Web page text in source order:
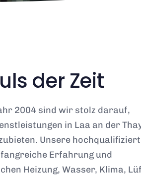
der Zeit
2004 sind wir stolz darauf,
in Laa an der
Unsere
Erfahrung und
Heizung, Wasser, Klima,